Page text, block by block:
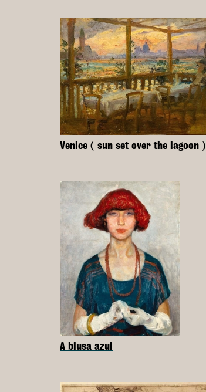
Venice ( sun set over the lagoon )
A blusa azul